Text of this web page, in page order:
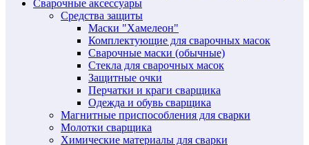
Сварочные аксессуары
Средства защиты
Маски "Хамелеон"
Комплектующие для сварочных масок
Сварочные маски (обычные)
Стекла для сварочных масок
Защитные очки
Перчатки и краги сварщика
Одежда и обувь сварщика
Магнитные приспособления для сварки
Молотки сварщика
Химические материалы для сварки